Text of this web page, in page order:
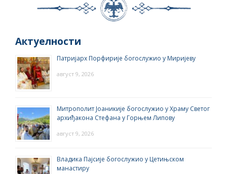
Актуелности
Патријарх Порфирије богослужио у Миријеву
август 9, 2026
Митрополит Јоаникије богослужио у Храму Светог
архиђакона Стефана у Горњем Липову
август 9, 2026
Владика Пајсије богослужио у Цетињском
манастиру